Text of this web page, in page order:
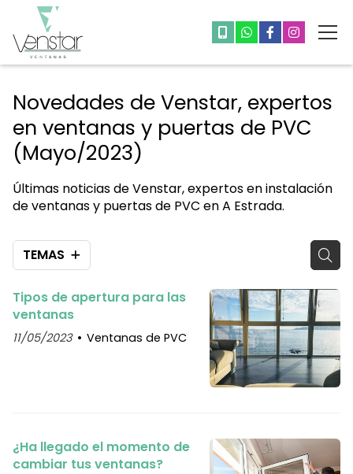
Novedades de Venstar, expertos
en ventanas y puertas de PVC
(Mayo/2023)
Últimas noticias de Venstar, expertos en instalación
de ventanas y puertas de PVC en A Estrada.
TEMAS
Tipos de apertura para las
ventanas
11/05/2023 Ventanas de PVC
¿Ha llegado el momento de
cambiar tus ventanas?